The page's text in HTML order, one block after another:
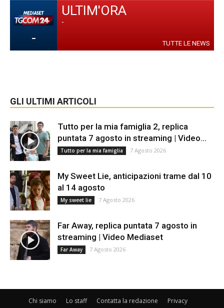
-
ULTIM'ORA
-
TUTTE LE NEWS
GLI ULTIMI ARTICOLI
Tutto per la mia famiglia 2, replica
puntata 7 agosto in streaming | Video...
Tutto per la mia famiglia 7 Agosto 2026
My Sweet Lie, anticipazioni trame dal 10
al 14 agosto
My sweet lie 7 Agosto 2026
Far Away, replica puntata 7 agosto in
streaming | Video Mediaset
Far Away 7 Agosto 2026
Chi siamo Lo staff Contatta la redazione
Privacy